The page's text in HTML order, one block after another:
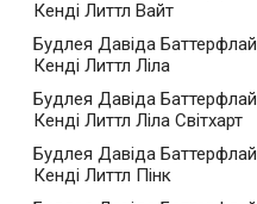
Кенді Литтл Вайт
Будлея Давіда Баттерфлай
Кенді Литтл Ліла
Будлея Давіда Баттерфлай
Кенді Литтл Ліла Світхарт
Будлея Давіда Баттерфлай
Кенді Литтл Пінк